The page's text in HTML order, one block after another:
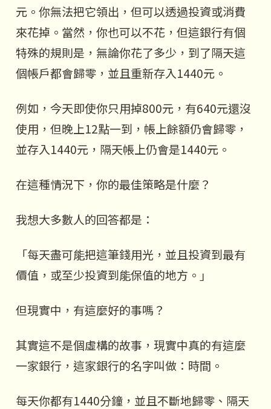
元。你無法把它領出，但可以透過投資或消費
來花掉。當然，你也可以不花，但這銀行有個
特殊的規則是，無論你花了多少，到了隔天這
個帳戶都會歸零，並且重新存入1440元。
例如，今天即使你只用掉800元，有640元還沒
使用，但晚上12點一到，帳上餘額仍會歸零，
並存入1440元，隔天帳上仍會是1440元。
在這種情況下，你的最佳策略是什麼？
我想大多數人的回答都是：
「每天盡可能把這筆錢用光，並且投資到最有
價值，或至少投資到能保值的地方。」
但現實中，有這麼好的事嗎？
其實這不是個虛構的故事，現實中真的有這麼
一家銀行，這家銀行的名字叫做：時間。
每天你都有1440分鐘，並且不斷地歸零、隔天